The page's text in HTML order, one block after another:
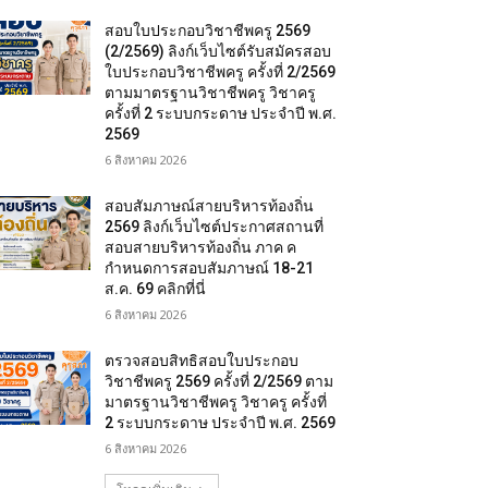
สอบใบประกอบวิชาชีพครู 2569
(2/2569) ลิงก์เว็บไซต์รับสมัครสอบ
ใบประกอบวิชาชีพครู ครั้งที่ 2/2569
ตามมาตรฐานวิชาชีพครู วิชาครู
ครั้งที่ 2 ระบบกระดาษ ประจำปี พ.ศ.
2569
6 สิงหาคม 2026
สอบสัมภาษณ์สายบริหารท้องถิ่น
2569 ลิงก์เว็บไซต์ประกาศสถานที่
สอบสายบริหารท้องถิ่น ภาค ค
กำหนดการสอบสัมภาษณ์ 18-21
ส.ค. 69 คลิกที่นี่
6 สิงหาคม 2026
ตรวจสอบสิทธิสอบใบประกอบ
วิชาชีพครู 2569 ครั้งที่ 2/2569 ตาม
มาตรฐานวิชาชีพครู วิชาครู ครั้งที่
2 ระบบกระดาษ ประจำปี พ.ศ. 2569
6 สิงหาคม 2026